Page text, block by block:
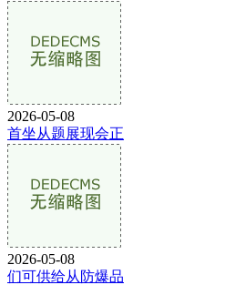
2026-05-08
首坐从题展现会正
2026-05-08
们可供给从防爆品